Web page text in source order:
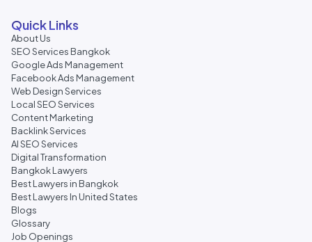
Quick Links
About Us
SEO Services Bangkok
Google Ads Management
Facebook Ads Management
Web Design Services
Local SEO Services
Content Marketing
Backlink Services
AI SEO Services
Digital Transformation
Bangkok Lawyers
Best Lawyers in Bangkok
Best Lawyers In United States
Blogs
Glossary
Job Openings